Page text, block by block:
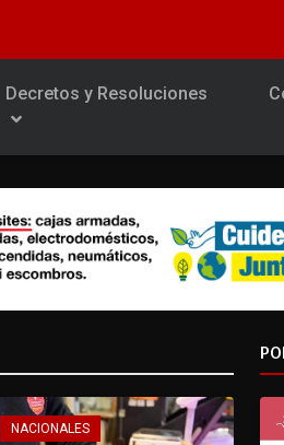
Decretos y Resoluciones
NACIONALES